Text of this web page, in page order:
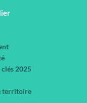
2025
territoire